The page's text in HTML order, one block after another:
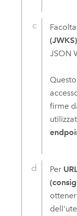
(JWKS)
JSON
firme
Per